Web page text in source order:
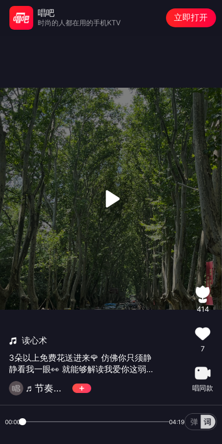
读心术
3朵以上免费花送进来🌹 仿佛你只须静
静看我一眼👀 就能够解读我爱你这弱点
💗 思念太明显 还是你太危险 比我更了
解我心田💞 仿佛我只须轻轻地闭上眼😉
就看透我们有默契这一点 思念再不减 我
♬节奏大苏🎉
414
7
唱同款
00:00 04:19
唱吧
时尚的人都在用的手机KTV
立即打开